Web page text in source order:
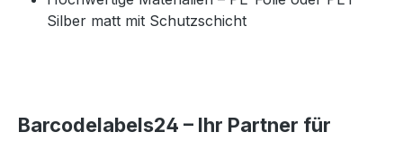
Silber matt mit Schutzschicht
Barcodelabels24 – Ihr Partner für